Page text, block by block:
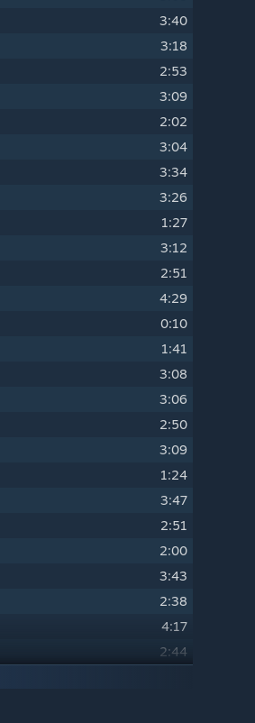
3:40
3:18
2:53
3:09
2:02
3:04
3:34
3:26
1:27
3:12
2:51
4:29
0:10
1:41
3:08
3:06
2:50
3:09
1:24
3:47
2:51
2:00
3:43
2:38
4:17
2:44